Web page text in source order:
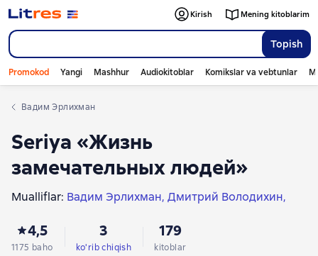
Topish
Kirish Mening kitoblarim
Promokod Yangi Mashhur Audiokitoblar Komikslar va vebtunlar
Вадим Эрлихман
Seriya «Жизнь
замечательных людей»
Mualliflar: Вадим Эрлихман Дмитрий Володихин
Николай Павленко
Леонид Млечин
Наталья Иртенина Василий Голованов
4,5
1175 baho
3
ko'rib chiqish
179
kitoblar